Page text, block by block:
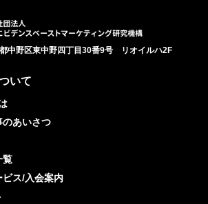
中野区東中野四丁目30番9号 リオイルハ2F
いて
のあいさつ
覧
ビス/入会案内